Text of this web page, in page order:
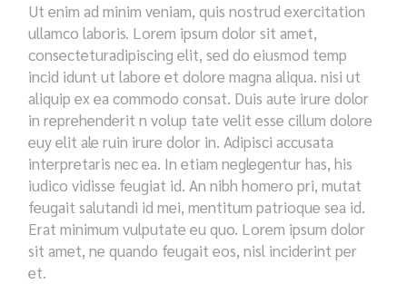
Ut enim ad minim veniam, quis nostrud exercitation
ullamco laboris. Lorem ipsum dolor sit amet,
consecteturadipiscing elit, sed do eiusmod temp
incid idunt ut labore et dolore magna aliqua. nisi ut
aliquip ex ea commodo consat. Duis aute irure dolor
in reprehenderit n volup tate velit esse cillum dolore
euy elit ale ruin irure dolor in. Adipisci accusata
interpretaris nec ea. In etiam neglegentur has, his
iudico vidisse feugiat id. An nibh homero pri, mutat
feugait salutandi id mei, mentitum patrioque sea id.
Erat minimum vulputate eu quo. Lorem ipsum dolor
sit amet, ne quando feugait eos, nisl inciderint per
et.